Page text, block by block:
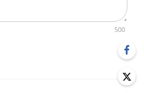
500